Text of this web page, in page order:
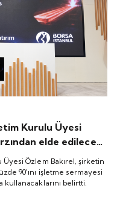
Kurulu Üyesi
elde edilecek
ile ham
kullanacaklarını
Özlem Bakırel, şirketin
90'ını işletme sermayesi
belirtti.